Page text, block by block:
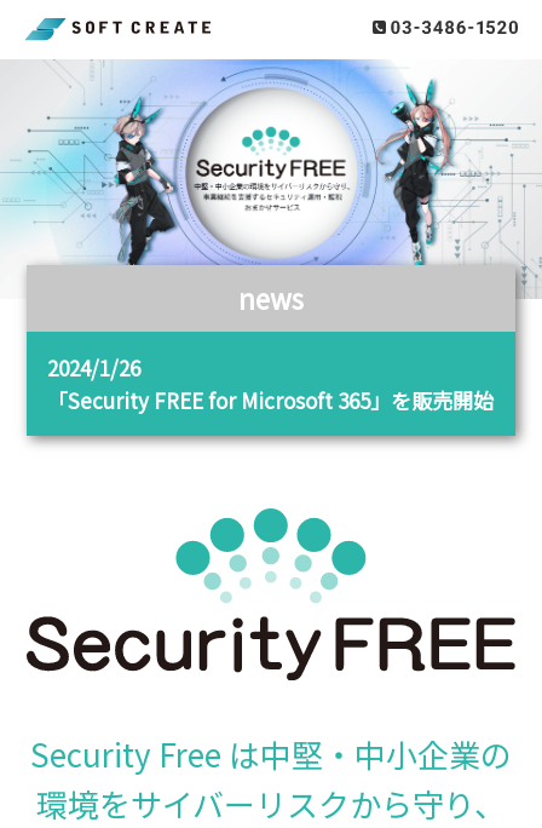
news
2024/1/26
「Security FREE for Microsoft 365」を販売開始
Security Free は中堅・中小企業の
環境をサイバーリスクから守り、